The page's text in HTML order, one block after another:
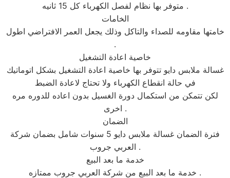
متوفر بها نظام لفصل الكهرباء كل 15 ثانيه .
الخامات
خامتها مقاومه للصداء والتاكل وذلك يجعل العمر الافتراضي اطول
.
خاصية اعادة التشغيل
غسالة ملابس دايو تتوفر بها خاصية اعادة التشغيل بشكل اتوماتيك
في حالة انقطاع الكهرباء ولا تحتاج لاعادة الضبط
لكن تتمكن من استكمال دورة الغسيل بدون اعاده للدوره مره
اخرى .
الضمان
فترة الضمان غسالة ملابس دايو 5 سنوات شامل بضمان شركة
العربي جروب .
خدمة ما بعد البيع
خدمة ما بعد البيع من شركة العربي جروب ممتازه .